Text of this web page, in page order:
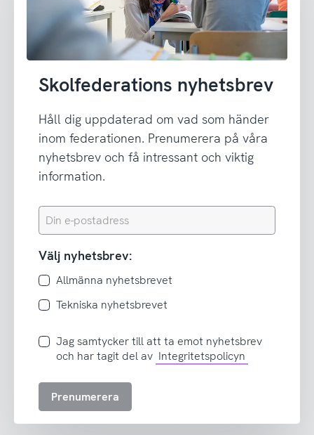
Skolfederations nyhetsbrev
Håll dig uppdaterad om vad som händer
inom federationen. Prenumerera på våra
nyhetsbrev och få intressant och viktig
information.
Din
e-
Välj nyhetsbrev:
Allmänna nyhetsbrevet
Tekniska nyhetsbrevet
Jag
samtycker
att
Jag samtycker till att ta emot nyhetsbrev
och har tagit del av Integritetspolicyn
Prenumerera